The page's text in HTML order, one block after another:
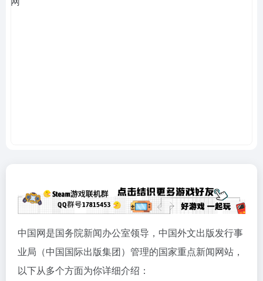
中国网是国务院新闻办公室领导，中国外文出版发行事
业局（中国国际出版集团）管理的国家重点新闻网站，
以下从多个方面为你详细介绍：